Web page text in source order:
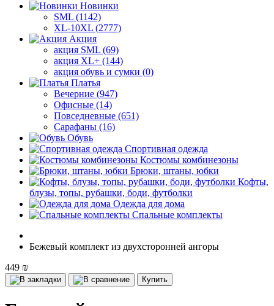
Новинки
SML (1142)
XL-10XL (2777)
Акция
акция SML (69)
акция XL+ (144)
акция обувь и сумки (0)
Платья
Вечерние (947)
Офисные (14)
Повседневные (651)
Сарафаны (16)
Обувь
Спортивная одежда
Костюмы комбинезоны
Брюки, штаны, юбки
Кофты,
блузы, топы, рубашки, боди, футболки
Одежда для дома
Спальные комплекты
Бежевый комплект из двухсторонней ангоры
449 ₪
Купить